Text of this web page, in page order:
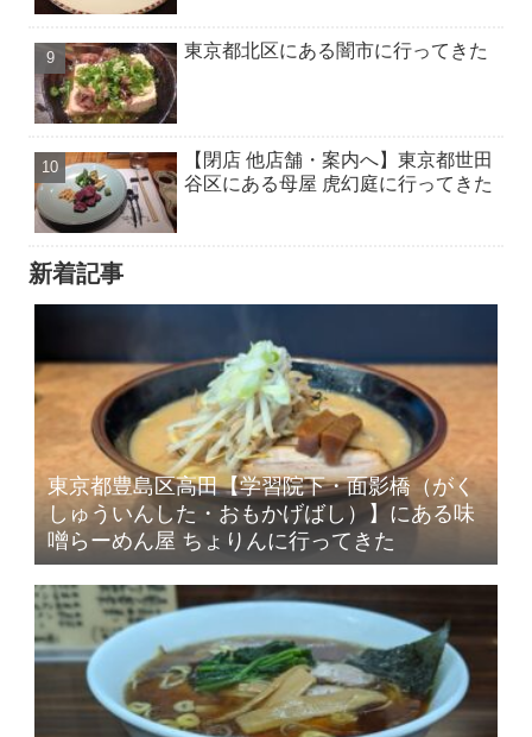
東京都北区にある闇市に行ってきた
【閉店 他店舗・案内へ】東京都世田
谷区にある母屋 虎幻庭に行ってきた
新着記事
東京都豊島区高田【学習院下・面影橋（がく
しゅういんした・おもかげばし）】にある味
噌らーめん屋 ちょりんに行ってきた